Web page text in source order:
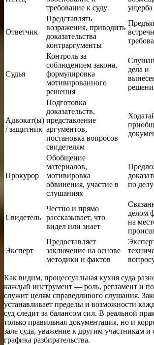
требование к суду
ущерба
Ответчик
Представлять
возражения, приводить
доказательства
контраргументы
Судья
Контроль за
соблюдением закона,
формулировка
мотивированного
решения
дела и
Адвокат(ы)
/ защитник
Подготовка
доказательств,
представление
аргументов,
постановка вопросов
свидетелям
Прокурор
Обобщение
материалов,
мотивировка
обвинения, участие в
слушаниях
по делу
Свидетель
Честно и прямо
рассказывает, что
видел или знает
делом
на
Эксперт
Предоставляет
заключение на основе
методики и фактов
Как видим, процессуальная кухня суда
каждый инструмент — роль, регламент и
служит целям справедливого слушания.
устанавливает пределы и возможности
суд следит за балансом сил. В реальной
только правильная документация, но и
зале суда, уважение к другим участникам и
графика разбирательства.